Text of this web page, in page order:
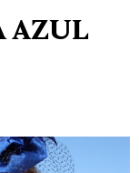
AZUL